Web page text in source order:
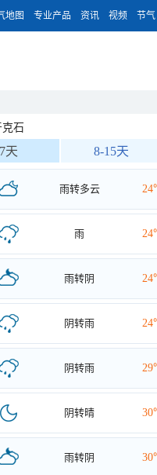
地图 专业产品 资讯 视频 节气
克石
7天 8-15天
雨转多云
雨
雨转阴
阴转雨
阴转雨
阴转晴
雨转阴